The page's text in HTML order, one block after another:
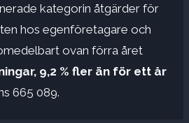
kategorin åtgärder för
hos egenföretagare och
ovan förra året
9,2 % fler än för ett år
665 089.